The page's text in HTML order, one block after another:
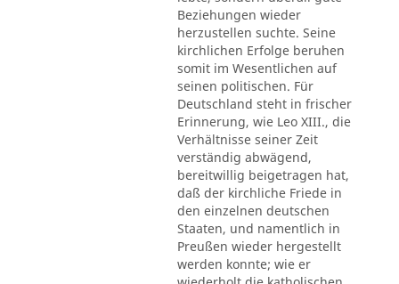
Beziehungen wieder
herzustellen suchte. Seine
kirchlichen Erfolge beruhen
somit im Wesentlichen auf
seinen politischen. Für
Deutschland steht in frischer
Erinnerung, wie Leo XIII., die
Verhältnisse seiner Zeit
verständig abwägend,
bereitwillig beigetragen hat,
daß der kirchliche Friede in
den einzelnen deutschen
Staaten, und namentlich in
Preußen wieder hergestellt
werden konnte; wie er